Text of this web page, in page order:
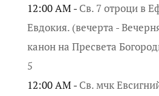
12:00 AM - Св. 7 отроци в
Евдокия. (вечерта -
канон на Пресвета
5
12:00 AM - Св. мчк